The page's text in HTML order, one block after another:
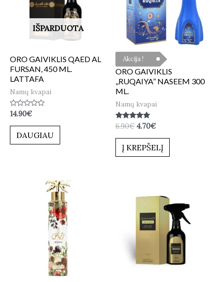
IŠPARDUOTA
ORO GAIVIKLIS QAED AL
FURSAN, 450 ML.
LATTAFA
Namų kvapai
Įvertinimas:
iš
14.90€
DAUGIAU
Akcija !
ORO GAIVIKLIS
,,RUQAIYA” NASEEM 300
ML.
Namų kvapai
Įvertinimas:
iš 5
6.90€ 4.70€
Į KREPŠELĮ